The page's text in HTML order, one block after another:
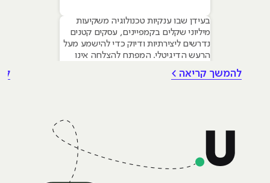
בעידן שבו ענקיות טכנולוגיה משקיעות
מיליוני שקלים בקמפיינים, עסקים קטנים
נדרשים ליצירתיות ודיוק כדי להישמע מעל
הרעש הדיגיטלי. המפתח להצלחה אינו
עקרונות של שיווק דיגיטלי לעסקים קטנים
להמשך קריאה >